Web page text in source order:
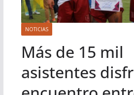
NOTICIAS
Más de 15 mil
asistentes